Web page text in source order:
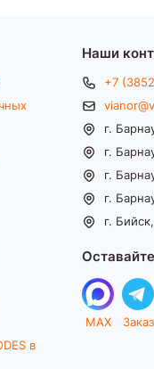
в
Наши
+7
г.
г.
г.
г.
г.
MAX Заказ